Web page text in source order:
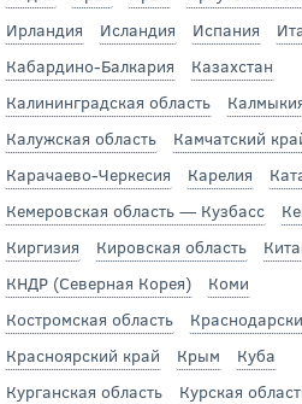
Ирландия
Исландия Испания
Кабардино-Балкария
Казахстан
Калининградская область
Калужская область
Камчатский
Карачаево-Черкесия
Карелия
Кемеровская область — Кузбасс
Киргизия
Кировская область
КНДР (Северная Корея)
Коми
Костромская область
Красноярский край
Крым
Куба
Курганская область
Курская